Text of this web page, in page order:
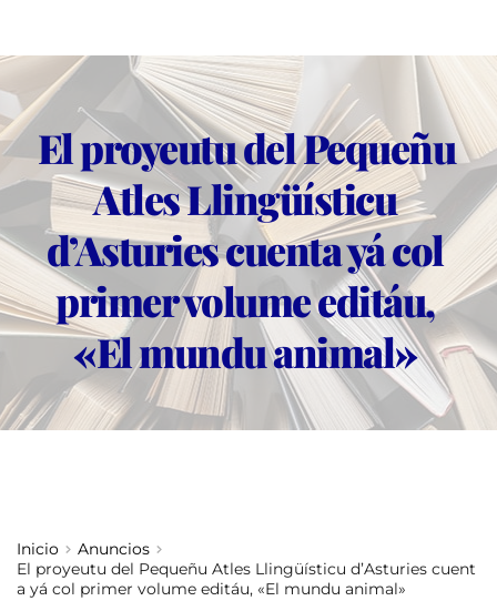
El proyeutu del Pequeñu
Atles Llingüísticu
d’Asturies cuenta yá col
primer volume editáu,
«El mundu animal»
Inicio
Anuncios
El proyeutu del Pequeñu Atles Llingüísticu d’Asturies cuent
a yá col primer volume editáu, «El mundu animal»